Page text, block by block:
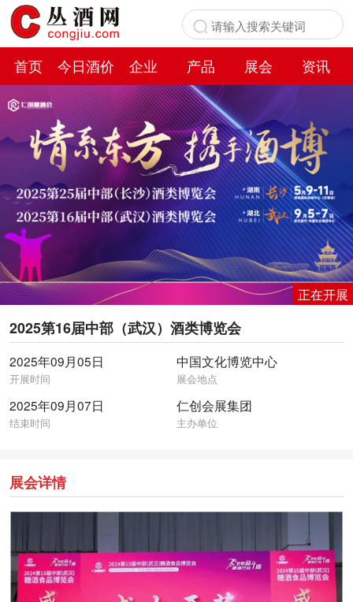
首页 今日酒价 企业 产品 展会
资讯
百科
正在开展
2025第16届中部（武汉）酒类博览会
2025年09月05日
开展时间
中国文化博览中心
展会地点
2025年09月07日
结束时间
仁创会展集团
主办单位
展会详情